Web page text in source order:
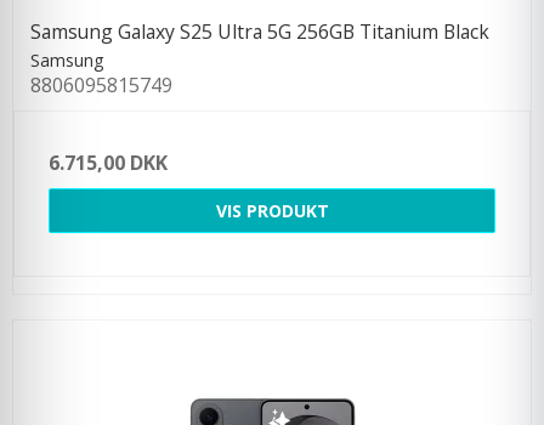
Samsung Galaxy S25 Ultra 5G 256GB Titanium Black
Samsung
8806095815749
6.715,00 DKK
VIS PRODUKT